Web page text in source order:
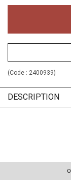
(Code : 2400939)
DESCRIPTION